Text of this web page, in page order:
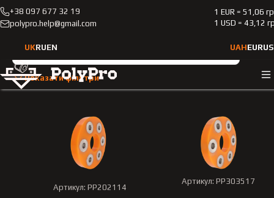
+38 097 677 32 19
polypro.help@gmail.com
1 EUR = 51,06
1 USD = 43,12
UKRUEN UAHEUR
Каталог Еластична муфта карданного валу
Еластична муфта
Тип транспортного засобу
Марка автомобіля
Оберіть марку
Показати фільтри
Артикул: PP202114
Артикул: PP303517